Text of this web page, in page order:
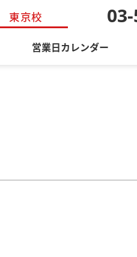
東京校
営業日カレンダー